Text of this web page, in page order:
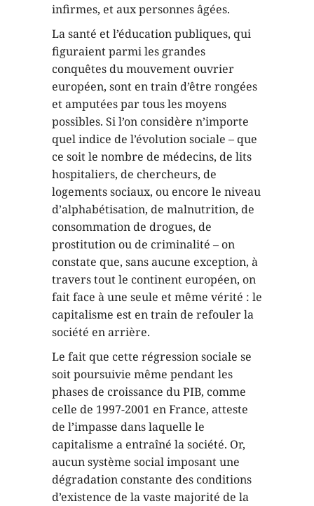
infirmes, et aux personnes âgées.
La santé et l’éducation publiques, qui
figuraient parmi les grandes
conquêtes du mouvement ouvrier
européen, sont en train d’être rongées
et amputées par tous les moyens
possibles. Si l’on considère n’importe
quel indice de l’évolution sociale – que
ce soit le nombre de médecins, de lits
hospitaliers, de chercheurs, de
logements sociaux, ou encore le niveau
d’alphabétisation, de malnutrition, de
consommation de drogues, de
prostitution ou de criminalité – on
constate que, sans aucune exception, à
travers tout le continent européen, on
fait face à une seule et même vérité : le
capitalisme est en train de refouler la
société en arrière.
Le fait que cette régression sociale se
soit poursuivie même pendant les
phases de croissance du PIB, comme
celle de 1997-2001 en France, atteste
de l’impasse dans laquelle le
capitalisme a entraîné la société. Or,
aucun système social imposant une
dégradation constante des conditions
d’existence de la vaste majorité de la